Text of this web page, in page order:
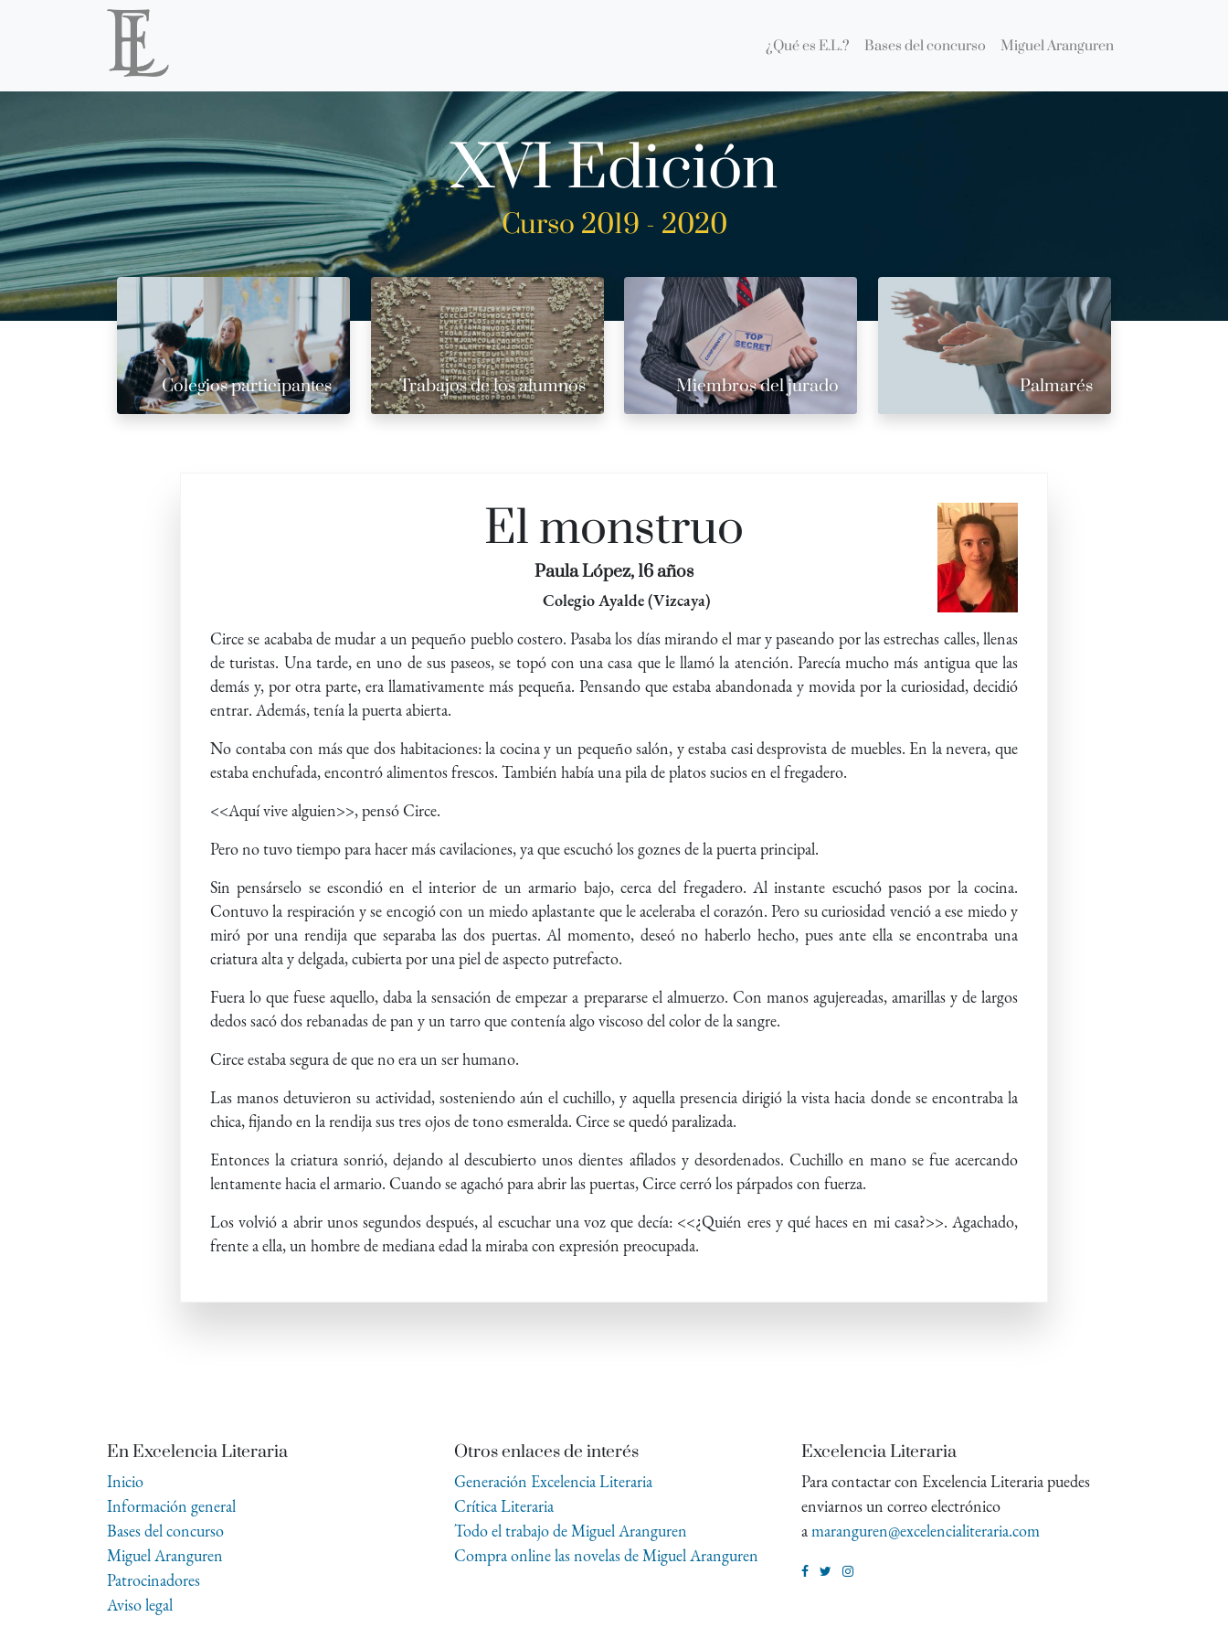
¿Qué es E.L.? Bases del concurso Miguel Aranguren
XVI Edición
Curso 2019 - 2020
Colegios participantes Trabajos de los alumnos Miembros del jurado Palmarés
El monstruo
Paula López, 16 años
Colegio Ayalde (Vizcaya)
Circe se acababa de mudar a un pequeño pueblo costero. Pasaba los días mirando el mar y paseando por las estrechas calles, llenas
de turistas. Una tarde, en uno de sus paseos, se topó con una casa que le llamó la atención. Parecía mucho más antigua que las
demás y, por otra parte, era llamativamente más pequeña. Pensando que estaba abandonada y movida por la curiosidad, decidió
entrar. Además, tenía la puerta abierta.
No contaba con más que dos habitaciones: la cocina y un pequeño salón, y estaba casi desprovista de muebles. En la nevera, que
estaba enchufada, encontró alimentos frescos. También había una pila de platos sucios en el fregadero.
<<Aquí vive alguien>>, pensó Circe.
Pero no tuvo tiempo para hacer más cavilaciones, ya que escuchó los goznes de la puerta principal.
Sin pensárselo se escondió en el interior de un armario bajo, cerca del fregadero. Al instante escuchó pasos por la cocina.
Contuvo la respiración y se encogió con un miedo aplastante que le aceleraba el corazón. Pero su curiosidad venció a ese miedo y
miró por una rendija que separaba las dos puertas. Al momento, deseó no haberlo hecho, pues ante ella se encontraba una
criatura alta y delgada, cubierta por una piel de aspecto putrefacto.
Fuera lo que fuese aquello, daba la sensación de empezar a prepararse el almuerzo. Con manos agujereadas, amarillas y de largos
dedos sacó dos rebanadas de pan y un tarro que contenía algo viscoso del color de la sangre.
Circe estaba segura de que no era un ser humano.
Las manos detuvieron su actividad, sosteniendo aún el cuchillo, y aquella presencia dirigió la vista hacia donde se encontraba la
chica, fijando en la rendija sus tres ojos de tono esmeralda. Circe se quedó paralizada.
Entonces la criatura sonrió, dejando al descubierto unos dientes afilados y desordenados. Cuchillo en mano se fue acercando
lentamente hacia el armario. Cuando se agachó para abrir las puertas, Circe cerró los párpados con fuerza.
Los volvió a abrir unos segundos después, al escuchar una voz que decía: <<¿Quién eres y qué haces en mi casa?>>. Agachado,
frente a ella, un hombre de mediana edad la miraba con expresión preocupada.
En Excelencia Literaria
Inicio
Información general
Bases del concurso
Miguel Aranguren
Patrocinadores
Aviso legal
Otros enlaces de interés
Generación Excelencia Literaria
Crítica Literaria
Todo el trabajo de Miguel Aranguren
Compra online las novelas de Miguel Aranguren
Excelencia Literaria
Para contactar con Excelencia Literaria puedes
enviarnos un correo electrónico
amaranguren@excelencialiteraria.com